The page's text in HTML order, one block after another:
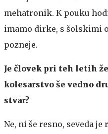
mehatronik. K pouku
imamo dirke, s šolskimi
pozneje.
Je človek pri teh letih
kolesarstvo še vedno
stvar?
Ne, ni še resno, seveda je